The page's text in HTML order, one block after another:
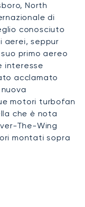
North
di
conosciuto
aerei, seppur
primo aereo
interesse
acclamato
motori turbofan
che è nota
The-Wing
montati sopra